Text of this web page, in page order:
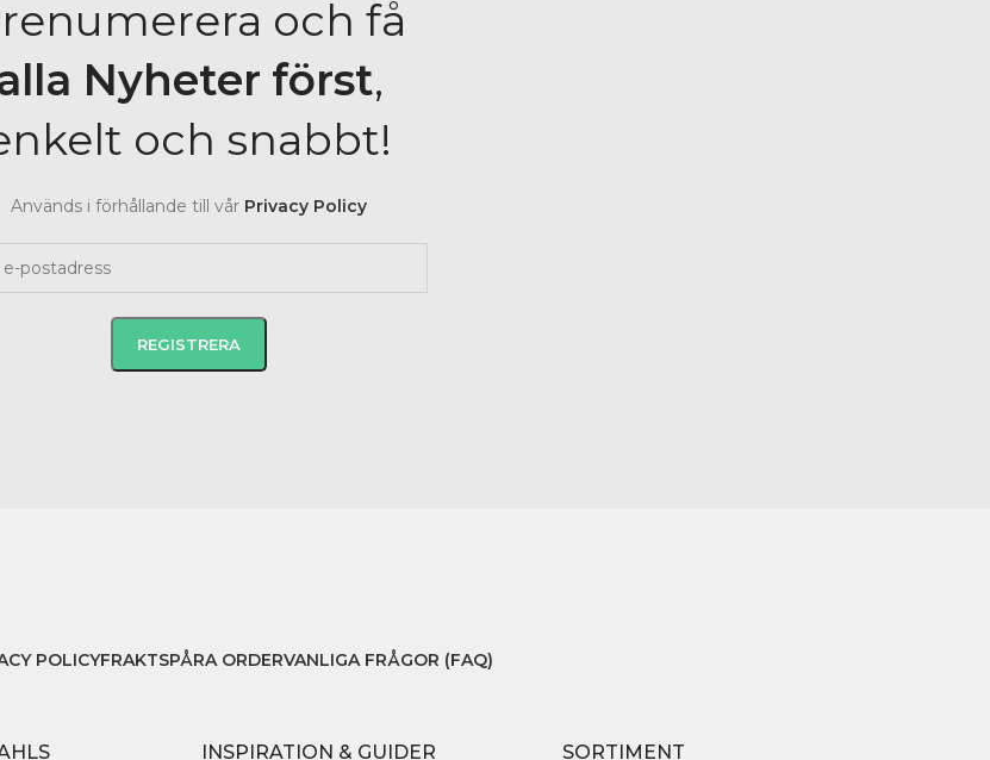
och få
Nyheter först,
och snabbt!
Används i förhållande till vår Privacy Policy
POLICYFRAKTSPÅRA ORDERVANLIGA FRÅGOR (FAQ)
INSPIRATION & GUIDER SORTIMENT